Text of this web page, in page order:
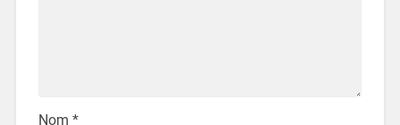
Nom *